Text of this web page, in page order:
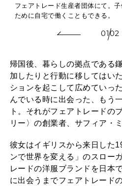
フェアトレード生産者団体にて。
ために自宅で働くこともできる。
0102
帰国後、暮らしの拠点である
加したりと行動に移してはい
ションを起こして広めていっ
んでいる時に出会った、もう
ト。それがフェアトレードの
リー〉の創業者、サフィア・
彼女はイギリスから来日した
ンで世界を変える」のスロー
レードの洋服ブランドを日本
に出会うまでフェアトレード